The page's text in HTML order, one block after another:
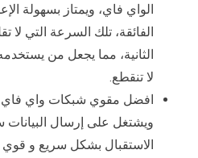
الواي فاي، ويمتاز بسهولة
الثانية، مما يجعل من
لا تنقطع.
ويشتغل على إرسال البيانات
الاستقبال بشكل سريع و قوي